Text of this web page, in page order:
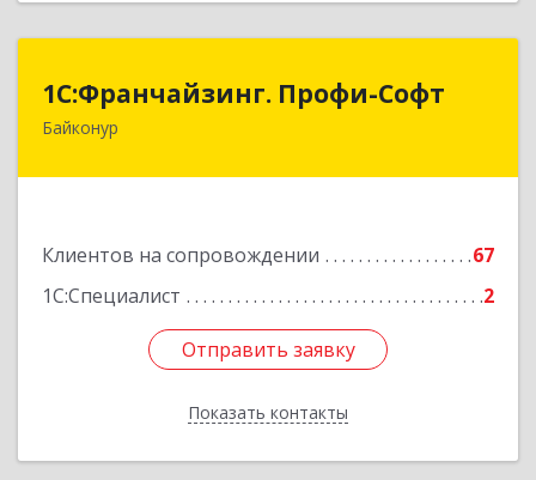
1С:Франчайзинг. Профи-Софт
Байконур
Клиентов на сопровождении
67
1С:Специалист
2
Отправить заявку
Показать контакты
1С:Франчайзинг. Профи-Софт
468320, Байконур г, Ленина ул, дом № 10,
Отправить заявку
Назад